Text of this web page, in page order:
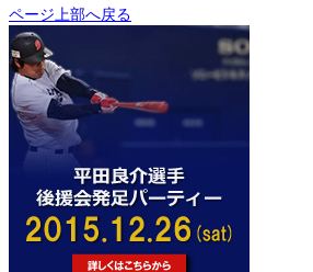
ページ上部へ戻る